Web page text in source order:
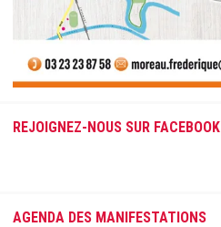
REJOIGNEZ-NOUS SUR FACEBOOK
AGENDA DES MANIFESTATIONS